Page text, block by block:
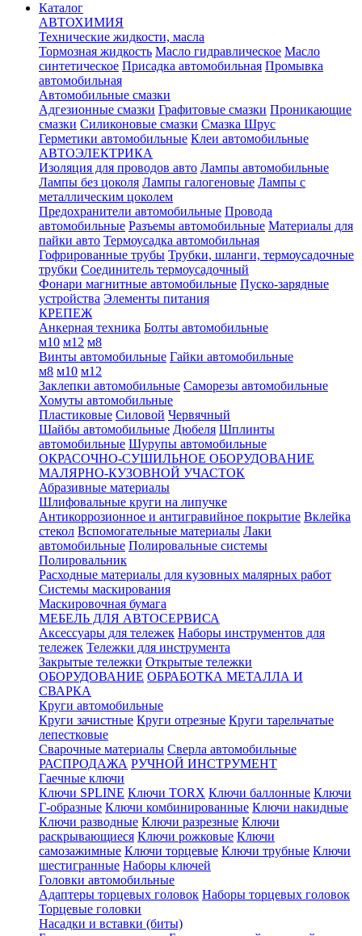
Каталог
АВТОХИМИЯ
Технические жидкости, масла
Тормозная жидкость Масло гидравлическое Масло
синтетическое Присадка автомобильная Промывка
автомобильная
Автомобильные смазки
Адгезионные смазки Графитовые смазки Проникающие
смазки Силиконовые смазки Смазка Шрус
Герметики автомобильные Клеи автомобильные
АВТОЭЛЕКТРИКА
Изоляция для проводов авто Лампы автомобильные
Лампы без цоколя Лампы галогеновые Лампы с
металлическим цоколем
Предохранители автомобильные Провода
автомобильные Разъемы автомобильные Материалы для
пайки авто Термоусадка автомобильная
Гофрированные трубы Трубки, шланги, термоусадочные
трубки Соединитель термоусадочный
Фонари магнитные автомобильные Пуско-зарядные
устройства Элементы питания
КРЕПЕЖ
Анкерная техника Болты автомобильные
м10 м12 м8
Винты автомобильные Гайки автомобильные
м8 м10 м12
Заклепки автомобильные Саморезы автомобильные
Хомуты автомобильные
Пластиковые Силовой Червячный
Шайбы автомобильные Дюбеля Шплинты
автомобильные Шурупы автомобильные
ОКРАСОЧНО-СУШИЛЬНОЕ ОБОРУДОВАНИЕ
МАЛЯРНО-КУЗОВНОЙ УЧАСТОК
Абразивные материалы
Шлифовальные круги на липучке
Антикоррозионное и антигравийное покрытие Вклейка
стекол Вспомогательные материалы Лаки
автомобильные Полировальные системы
Полировальник
Расходные материалы для кузовных малярных работ
Системы маскирования
Маскировочная бумага
МЕБЕЛЬ ДЛЯ АВТОСЕРВИСА
Аксессуары для тележек Наборы инструментов для
тележек Тележки для инструмента
Закрытые тележки Открытые тележки
ОБОРУДОВАНИЕ ОБРАБОТКА МЕТАЛЛА И
СВАРКА
Круги автомобильные
Круги зачистные Круги отрезные Круги тарельчатые
лепестковые
Сварочные материалы Сверла автомобильные
РАСПРОДАЖА РУЧНОЙ ИНСТРУМЕНТ
Гаечные ключи
Ключи SPLINE Ключи TORX Ключи баллонные Ключи
Г-образные Ключи комбинированные Ключи накидные
Ключи разводные Ключи разрезные Ключи
раскрывающиеся Ключи рожковые Ключи
самозажимные Ключи торцевые Ключи трубные Ключи
шестигранные Наборы ключей
Головки автомобильные
Адаптеры торцевых головок Наборы торцевых головок
Торцевые головки
Насадки и вставки (биты)